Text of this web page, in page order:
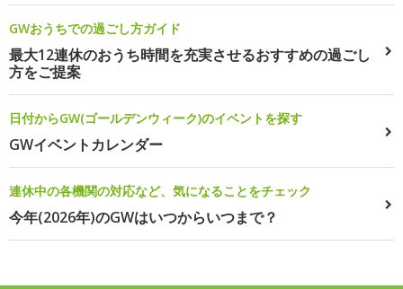
GWおうちでの過ごし方ガイド
最大12連休のおうち時間を充実させるおすすめの過ごし
方をご提案
日付からGW(ゴールデンウィーク)のイベントを探す
GWイベントカレンダー
連休中の各機関の対応など、気になることをチェック
今年(2026年)のGWはいつからいつまで？